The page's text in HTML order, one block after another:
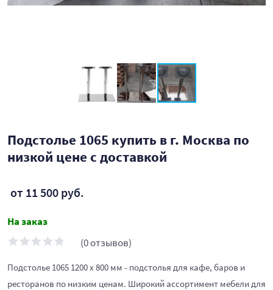
Подстолье 1065 купить в г. Москва по
низкой цене с доставкой
от 11 500 руб.
На заказ
(0 отзывов)
Подстолье 1065 1200 х 800 мм - подстолья для кафе, баров и
ресторанов по низким ценам. Широкий ассортимент мебели для